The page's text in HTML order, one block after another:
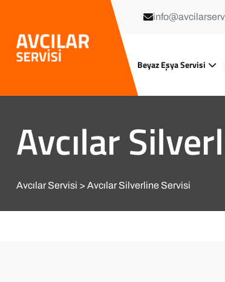
Beyaz Eşya Servisi
Avcılar
Avcılar Servisi Avcılar Silverline Servisi